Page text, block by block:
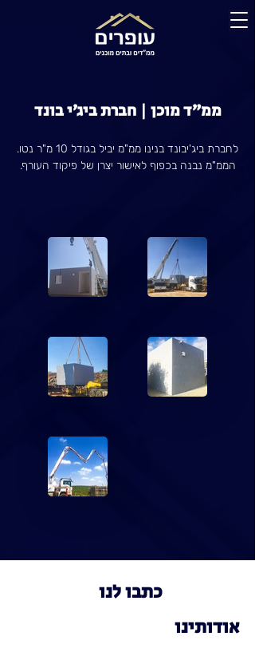
ממ״ד מוכן | חברת ביג׳י בונד
לחברת ביג'יבונד בנינו ממ"מ יביל בגודל
10 מ"ר נטו.
הממ"מ נבנה בכפוף לאישור יצרן של פיקוד העורף.
כתבו לנו
אודותינו